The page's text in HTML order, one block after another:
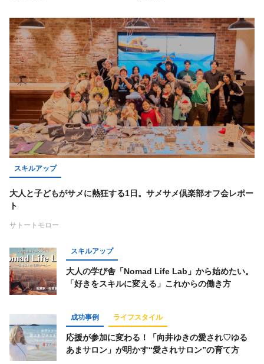
スキルアップ
大人と子どもがサメに熱狂する1日。サメサメ倶楽部オフ会レポー
ト
サトートモロー
スキルアップ
大人の学び舎「Nomad Life Lab」から始めたい。
「好きをスキルに変える」これからの働き方
成功事例 ライフスタイル
応援が参加に変わる！「向井ゆきの愛され♡ゆる
あまサロン」が明かす“愛されサロン”の育て方